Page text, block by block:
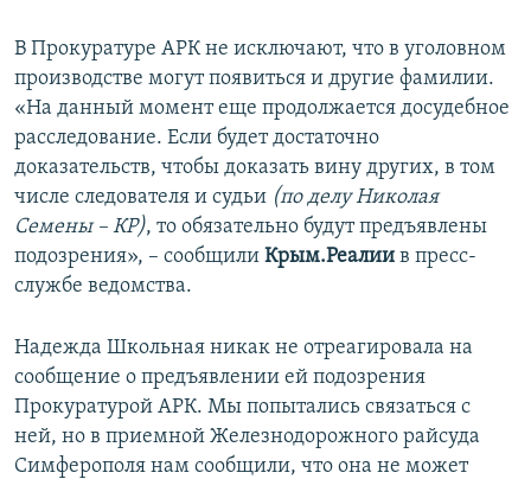
В Прокуратуре АРК не исключают, что в уголовном
производстве могут появиться и другие фамилии.
«На данный момент еще продолжается досудебное
расследование. Если будет достаточно
доказательств, чтобы доказать вину других, в том
числе следователя и судьи (по делу Николая
Семены – КР), то обязательно будут предъявлены
подозрения», – сообщили Крым.Реалии в пресс-
службе ведомства.
Надежда Школьная никак не отреагировала на
сообщение о предъявлении ей подозрения
Прокуратурой АРК. Мы попытались связаться с
ней, но в приемной Железнодорожного райсуда
Симферополя нам сообщили, что она не может